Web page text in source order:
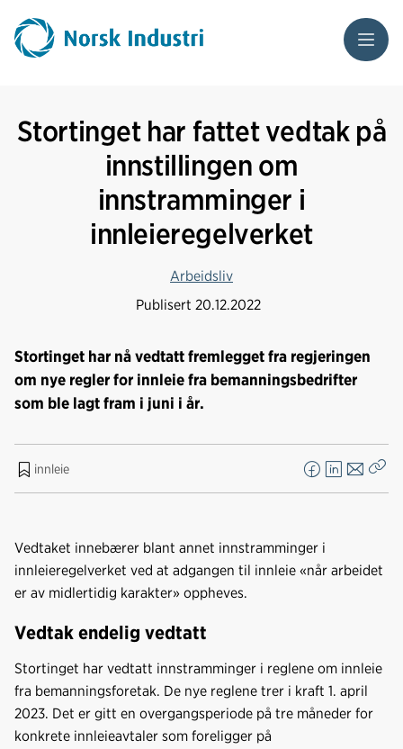
Meny
Stortinget har fattet vedtak på
innstillingen om
innstramminger i
innleieregelverket
Arbeidsliv
Publisert 20.12.2022
Stortinget har nå vedtatt fremlegget fra regjeringen
om nye regler for innleie fra bemanningsbedrifter
som ble lagt fram i juni i år.
innleie
F
a
e
b
L
i
k
e
E
-
s
Vedtaket innebærer blant annet innstramminger i
innleieregelverket ved at adgangen til innleie «når arbeidet
er av midlertidig karakter» oppheves.
Vedtak endelig vedtatt
Stortinget har vedtatt innstramminger i reglene om innleie
fra bemanningsforetak. De nye reglene trer i kraft 1. april
2023. Det er gitt en overgangsperiode på tre måneder for
konkrete innleieavtaler som foreligger på